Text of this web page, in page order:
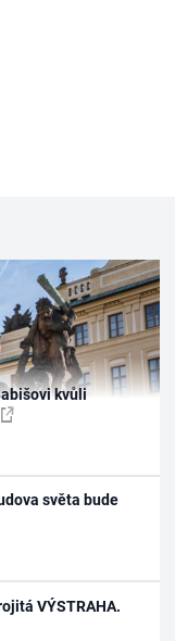
kvůli
světa bude
VÝSTRAHA.